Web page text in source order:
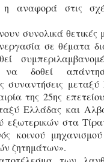
η αναφορά στις
συνολικά θετικές
σε θέματα
να δοθεί
συναντήσεις
της 25ης
Ελλάδας και
εξωτερικών στα
κοινού
ζητημάτων».